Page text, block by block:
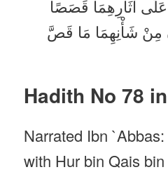
عَلَى آثَارِهِمَا قَصَصًا
مِنْ شَأْنِهِمَا مَا قَصَّ
Hadith No 78
Narrated Ibn
with Hur bin Qais